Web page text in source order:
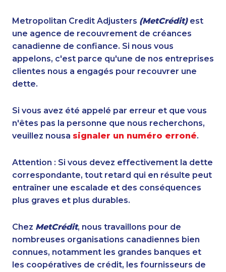
Metropolitan Credit Adjusters (MetCrédit)est
une agence de recouvrement de créances
canadienne de confiance. Si nous vous
appelons, c'est parce qu'une de nos entreprises
clientes nous a engagés pour recouvrer une
dette.
Si vous avez été appelé par erreur et que vous
n'êtes pas la personne que nous recherchons,
veuillez nousa signaler un numéro erroné.
Attention : Si vous devez effectivement la dette
correspondante, tout retard qui en résulte peut
entraîner une escalade et des conséquences
plus graves et plus durables.
Chez MetCrédit, nous travaillons pour de
nombreuses organisations canadiennes bien
connues, notamment les grandes banques et
les coopératives de crédit, les fournisseurs de